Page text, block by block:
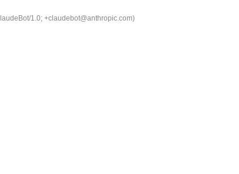
1.0; +claudebot@anthropic.com)